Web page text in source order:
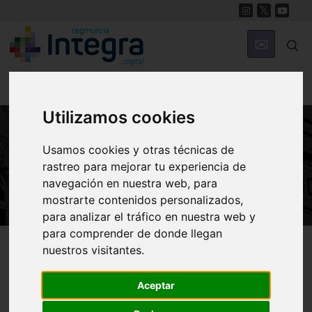
Utilizamos cookies
Usamos cookies y otras técnicas de
rastreo para mejorar tu experiencia de
navegación en nuestra web, para
mostrarte contenidos personalizados,
para analizar el tráfico en nuestra web y
para comprender de donde llegan
nuestros visitantes.
Aceptar
ARTE Y CULTURA
Auditorio del Parque Juan Carlos I
Región de Murcia Digital Arte y Cultura Teatro
Introducción El teatro en Cehegín